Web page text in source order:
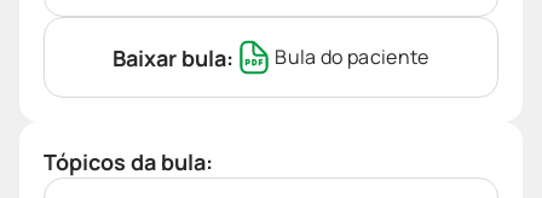
Baixar bula: Bula do paciente
Tópicos da bula: